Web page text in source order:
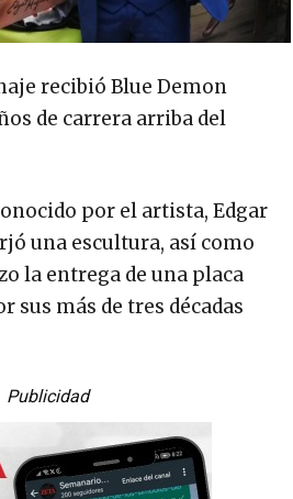
recibió Blue Demon
de carrera arriba del
por el artista, Edgar
una escultura, así como
la entrega de una placa
sus más de tres décadas
Publicidad